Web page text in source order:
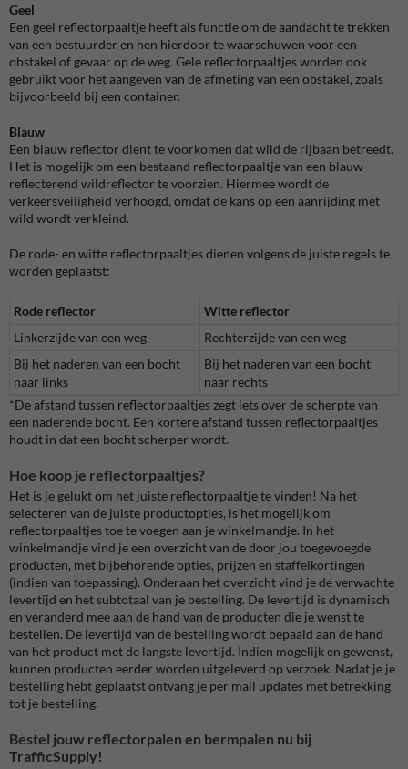
Geel
Een geel reflectorpaaltje heeft als functie om de aandacht te trekken
van een bestuurder en hen hierdoor te waarschuwen voor een
obstakel of gevaar op de weg. Gele reflectorpaaltjes worden ook
gebruikt voor het aangeven van de afmeting van een obstakel, zoals
bijvoorbeeld bij een container.
Blauw
Een blauw reflector dient te voorkomen dat wild de rijbaan betreedt.
Het is mogelijk om een bestaand reflectorpaaltje van een blauw
reflecterend wildreflector te voorzien. Hiermee wordt de
verkeersveiligheid verhoogd, omdat de kans op een aanrijding met
wild wordt verkleind.
De rode- en witte reflectorpaaltjes dienen volgens de juiste regels te
worden geplaatst:
Rode reflector
Witte reflector
Linkerzijde van een weg
Rechterzijde van een weg
Bij het naderen van een bocht
naar links
Bij het naderen van een bocht
naar rechts
*De afstand tussen reflectorpaaltjes zegt iets over de scherpte van
een naderende bocht. Een kortere afstand tussen reflectorpaaltjes
houdt in dat een bocht scherper wordt.
Hoe koop je reflectorpaaltjes?
Het is je gelukt om het juiste reflectorpaaltje te vinden! Na het
selecteren van de juiste productopties, is het mogelijk om
reflectorpaaltjes toe te voegen aan je winkelmandje. In het
winkelmandje vind je een overzicht van de door jou toegevoegde
producten, met bijbehorende opties, prijzen en staffelkortingen
(indien van toepassing). Onderaan het overzicht vind je de verwachte
levertijd en het subtotaal van je bestelling. De levertijd is dynamisch
en veranderd mee aan de hand van de producten die je wenst te
bestellen. De levertijd van de bestelling wordt bepaald aan de hand
van het product met de langste levertijd. Indien mogelijk en gewenst,
kunnen producten eerder worden uitgeleverd op verzoek. Nadat je je
bestelling hebt geplaatst ontvang je per mail updates met betrekking
tot je bestelling.
Bestel jouw reflectorpalen en bermpalen nu bij
TrafficSupply!